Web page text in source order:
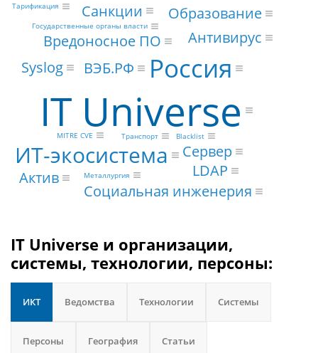
IT Universe
Россия
ИТ-экосистема
ВЭБ.РФ
Сервер
Антивирус
Вредоносное ПО
Syslog
LDAP
Актив
Социальная инженерия
Образование
Санкции
MITRE CVE Транспорт Blacklist
Металлургия
Государственные органы власти
Тарификация
IT Universe и организации,
системы, технологии, персоны:
ИКТ Ведомства Технологии Системы
Персоны География Статьи